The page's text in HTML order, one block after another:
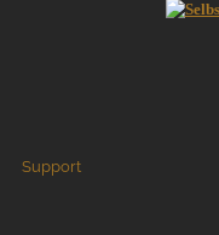
Support